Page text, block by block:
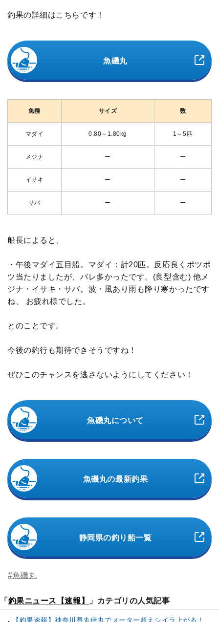
釣果の詳細はこちらです！
魚磯丸
魚種 サイズ 数
マダイ 0.80～1.80kg 1～5匹
メジナ ー ー
イサキ ー ー
サバ ー ー
船長によると、
・午後マダイ五目船。マダイ：計20匹。反応良くポツポ
ツ当たりましたが、バレ多かったです。(良型含む) 他メ
ジナ・イサキ・サバ。波・風あり雨も降り寒かったです
ね、 お疲れ様でした。
とのことです。
今後の釣行も期待できそうですね！
ぜひこのチャンスを逃さないようにしてください！
魚磯丸について
魚磯丸の最新釣果
静岡県の釣り船一覧
#魚磯丸
「 釣果ニュース【速報】 」カテゴリの人気記事